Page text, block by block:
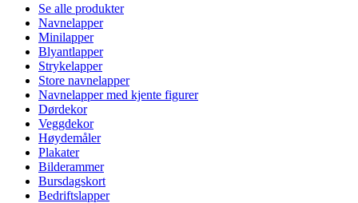
Se alle produkter
Navnelapper
Minilapper
Blyantlapper
Strykelapper
Store navnelapper
Navnelapper med kjente figurer
Dørdekor
Veggdekor
Høydemåler
Plakater
Bilderammer
Bursdagskort
Bedriftslapper